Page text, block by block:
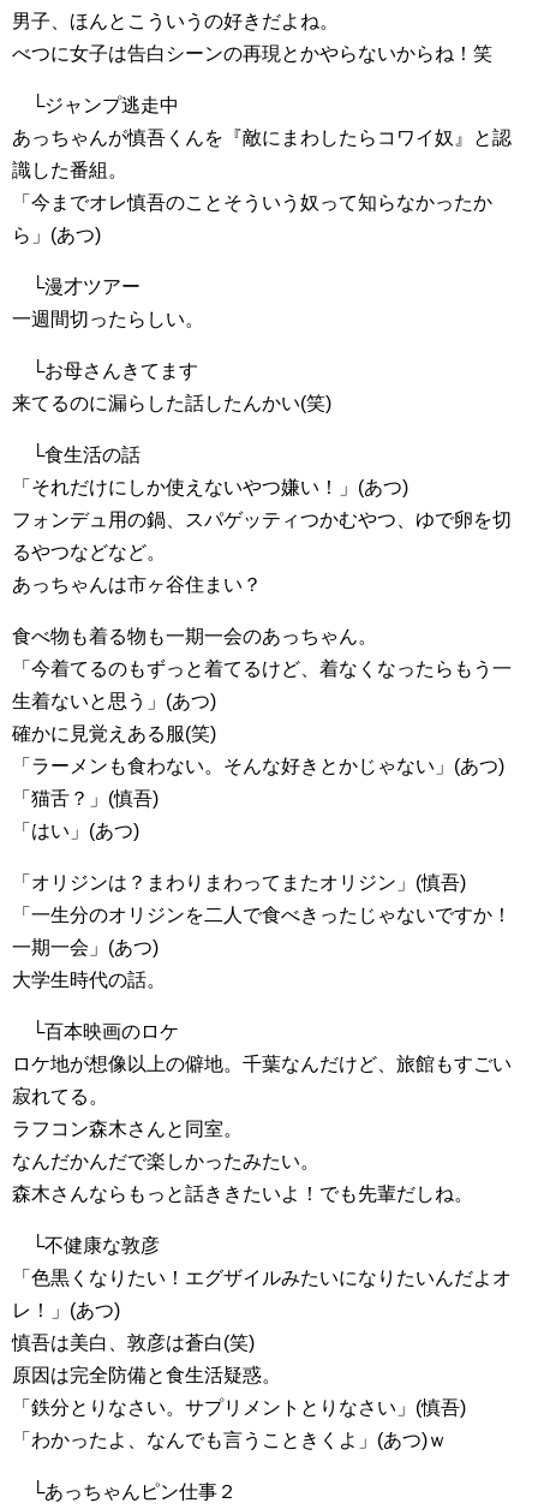
男子、ほんとこういうの好きだよね。
べつに女子は告白シーンの再現とかやらないからね！笑
└ジャンプ逃走中
あっちゃんが慎吾くんを『敵にまわしたらコワイ奴』と認
識した番組。
「今までオレ慎吾のことそういう奴って知らなかったか
ら」(あつ)
└漫才ツアー
一週間切ったらしい。
└お母さんきてます
来てるのに漏らした話したんかい(笑)
└食生活の話
「それだけにしか使えないやつ嫌い！」(あつ)
フォンデュ用の鍋、スパゲッティつかむやつ、ゆで卵を切
るやつなどなど。
あっちゃんは市ヶ谷住まい？
食べ物も着る物も一期一会のあっちゃん。
「今着てるのもずっと着てるけど、着なくなったらもう一
生着ないと思う」(あつ)
確かに見覚えある服(笑)
「ラーメンも食わない。そんな好きとかじゃない」(あつ)
「猫舌？」(慎吾)
「はい」(あつ)
「オリジンは？まわりまわってまたオリジン」(慎吾)
「一生分のオリジンを二人で食べきったじゃないですか！
一期一会」(あつ)
大学生時代の話。
└百本映画のロケ
ロケ地が想像以上の僻地。千葉なんだけど、旅館もすごい
寂れてる。
ラフコン森木さんと同室。
なんだかんだで楽しかったみたい。
森木さんならもっと話ききたいよ！でも先輩だしね。
└不健康な敦彦
「色黒くなりたい！エグザイルみたいになりたいんだよオ
レ！」(あつ)
慎吾は美白、敦彦は蒼白(笑)
原因は完全防備と食生活疑惑。
「鉄分とりなさい。サプリメントとりなさい」(慎吾)
「わかったよ、なんでも言うこときくよ」(あつ)ｗ
└あっちゃんピン仕事２